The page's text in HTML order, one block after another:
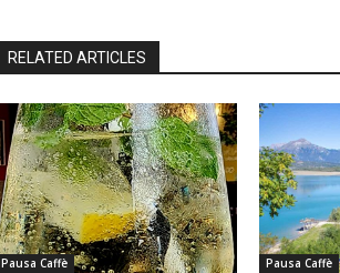
RELATED ARTICLES
Pausa Caffè Pausa Caffè